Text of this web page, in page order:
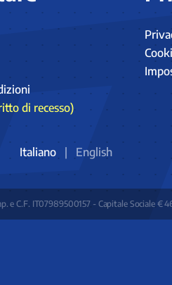
di recesso)
Italiano English
e C.F. IT07989500157 - Capitale Sociale €